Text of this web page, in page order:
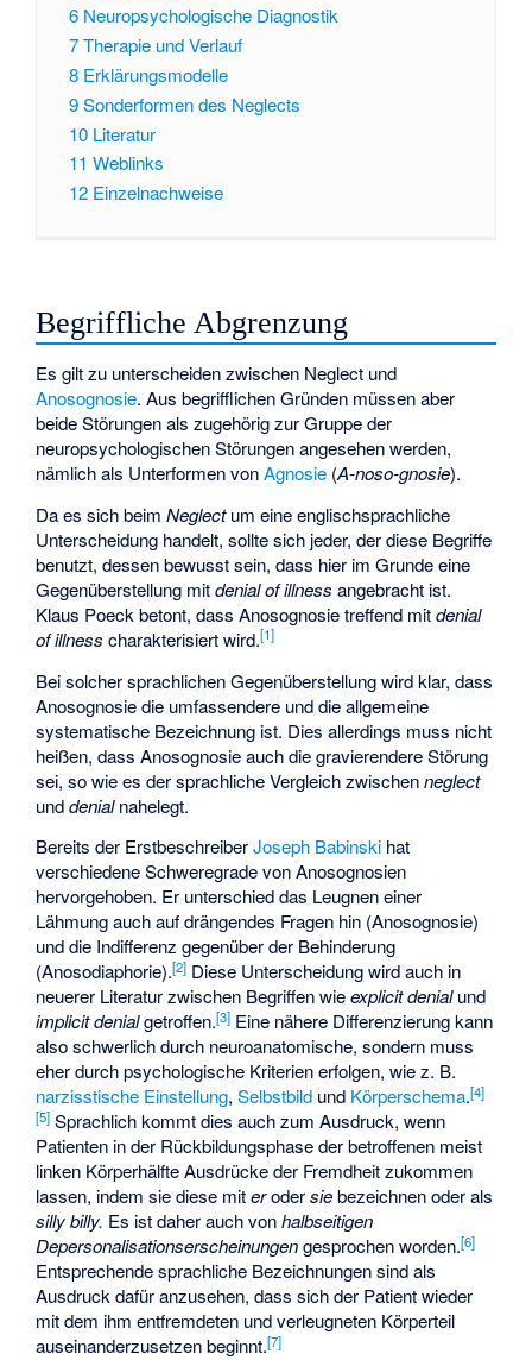
6 Neuropsychologische Diagnostik
7Therapie und Verlauf
8 Erklärungsmodelle
9Sonderformen des Neglects
10 Literatur
11 Weblinks
12 Einzelnachweise
Begriffliche Abgrenzung
Es gilt zu unterscheiden zwischen Neglect und
Anosognosie. Aus begrifflichen Gründen müssen aber
beide Störungen als zugehörig zur Gruppe der
neuropsychologischen Störungen angesehen werden,
nämlich als Unterformen vonAgnosie (A-noso-gnosie).
Da es sich beimNeglectum eine englischsprachliche
Unterscheidung handelt, sollte sich jeder, der diese Begriffe
benutzt, dessen bewusst sein, dass hier im Grunde eine
Gegenüberstellung mitdenial of illness angebracht ist.
Klaus Poeck betont, dass Anosognosie treffend mitdenial
of illness charakterisiert wird.[1]
Bei solcher sprachlichen Gegenüberstellung wird klar, dass
Anosognosie die umfassendere und die allgemeine
systematische Bezeichnung ist. Dies allerdings muss nicht
heißen, dass Anosognosie auch die gravierendere Störung
sei, so wie es der sprachliche Vergleich zwischenneglect
unddenialnahelegt.
Bereits der ErstbeschreiberJoseph Babinski hat
verschiedene Schweregrade von Anosognosien
hervorgehoben. Er unterschied das Leugnen einer
Lähmung auch auf drängendes Fragen hin (Anosognosie)
und die Indifferenz gegenüber der Behinderung
(Anosodiaphorie).[2] Diese Unterscheidung wird auch in
neuerer Literatur zwischen Begriffen wieexplicit denialund
implicit denialgetroffen.[3] Eine nähere Differenzierung kann
also schwerlich durch neuroanatomische, sondern muss
eher durch psychologische Kriterien erfolgen, wie z. B.
narzisstische Einstellung,Selbstbild und Körperschema.[4]
[5] Sprachlich kommt dies auch zum Ausdruck, wenn
Patienten in der Rückbildungsphase der betroffenen meist
linken Körperhälfte Ausdrücke der Fremdheit zukommen
lassen, indem sie diese miterodersiebezeichnen oder als
silly billy. Es ist daher auch vonhalbseitigen
Depersonalisationserscheinungengesprochen worden.[6]
Entsprechende sprachliche Bezeichnungen sind als
Ausdruck dafür anzusehen, dass sich der Patient wieder
mit dem ihm entfremdeten und verleugneten Körperteil
auseinanderzusetzen beginnt.[7]